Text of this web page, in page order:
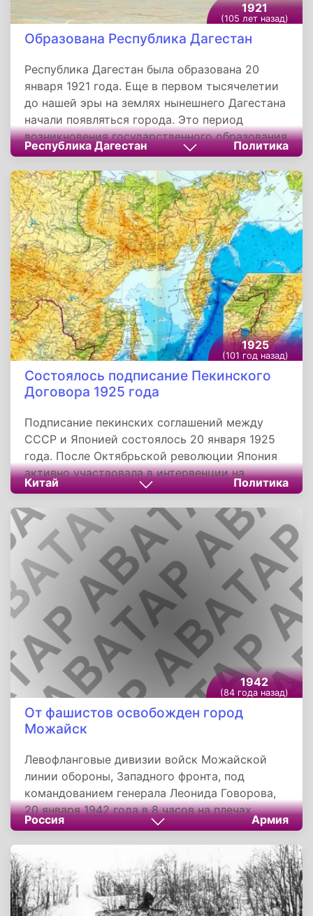
1921
(105 лет назад)
Образована Республика Дагестан
Республика Дагестан была образована 20
января 1921 года. Еще в первом тысячелетии
до нашей эры на землях нынешнего Дагестана
начали появляться города. Это период
возникновения государственного образования
под названием Кавказская Албания. Шло
время и власть менялась. Сасаниды
господствовали в 3 веке нашей эры, их
сменили племена гуннов. Арабы, принесшие
ислам, захватили эти земли в 7 веке. Были и
турки-сельджуки, и монголы, и иранцы.
Республика Дагестан Политика
1925
(101 год назад)
Состоялось подписание Пекинского
Договора 1925 года
Подписание пекинских соглашений между
СССР и Японией состоялось 20 января 1925
года. После Октябрьской революции Япония
активно участвовала в интервенции на
Дальнем Востоке России. Попытки
советского правительства нормализовать
отношения с восточным соседом долгое
время оставались безуспешными.
Китай Политика
1942
(84 года назад)
От фашистов освобожден город
Можайск
Левофланговые дивизии войск Можайской
линии обороны, Западного фронта, под
командованием генерала Леонида Говорова,
20 января 1942 года в 8 часов на плечах
отходящего противника вошли в город
Можайск, последний опорный пункт в
Московской области. В Можайске советские
войска захватили много вражеской техники и
орудий. Узел сопротивления противника был
уничтожен. К 13 часам 30 минутам армия
Россия Армия